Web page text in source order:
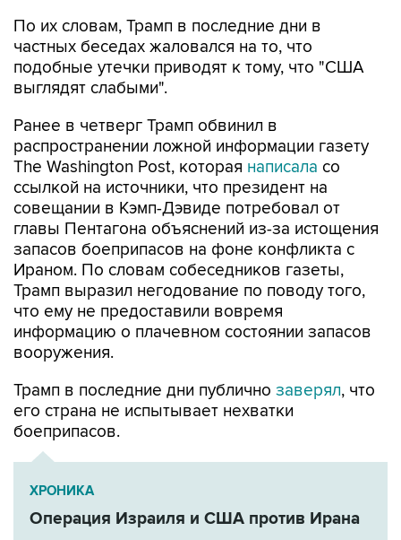
По их словам, Трамп в последние дни в
частных беседах жаловался на то, что
подобные утечки приводят к тому, что "США
выглядят слабыми".
Ранее в четверг Трамп обвинил в
распространении ложной информации газету
The Washington Post, которая написала со
ссылкой на источники, что президент на
совещании в Кэмп-Дэвиде потребовал от
главы Пентагона объяснений из-за истощения
запасов боеприпасов на фоне конфликта с
Ираном. По словам собеседников газеты,
Трамп выразил негодование по поводу того,
что ему не предоставили вовремя
информацию о плачевном состоянии запасов
вооружения.
Трамп в последние дни публично заверял, что
его страна не испытывает нехватки
боеприпасов.
ХРОНИКА
Операция Израиля и США против Ирана